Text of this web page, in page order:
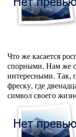
Что же касается
спорными. Нам же
интересными. Так,
фреску, где
символ своего